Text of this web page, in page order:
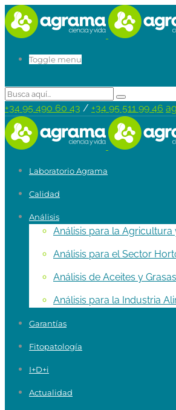
Toggle menu
+34 95 490 60 43 / +34 95 511 99 46
Laboratorio Agrama
Calidad
Análisis
Análisis para la
Análisis para el Sector
Análisis de Aceites y Grasas
Análisis para la Industria
Garantías
Fitopatología
I+D+i
Actualidad